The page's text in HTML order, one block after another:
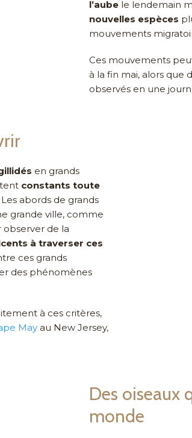
l’aubele lendemain
nouvelles espèces
mouvements
Ces mouvements
à la fin mai, alors que
observés en une
en grands
constants toute
abords de grands
grande ville, comme
de la
à traverser ces
ces grands
des phénomènes
à ces critères,
May au New Jersey,
Des oiseaux
monde